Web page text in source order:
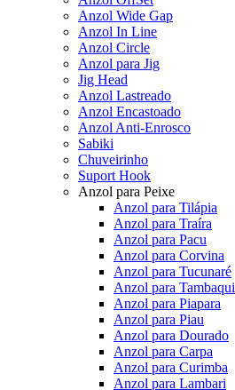
Anzol Wide Gap
Anzol In Line
Anzol Circle
Anzol para Jig
Jig Head
Anzol Lastreado
Anzol Encastoado
Anzol Anti-Enrosco
Sabiki
Chuveirinho
Suport Hook
Anzol para Peixe
Anzol para Tilápia
Anzol para Traíra
Anzol para Pacu
Anzol para Corvina
Anzol para Tucunaré
Anzol para Tambaqui
Anzol para Piapara
Anzol para Piau
Anzol para Dourado
Anzol para Carpa
Anzol para Curimba
Anzol para Lambari